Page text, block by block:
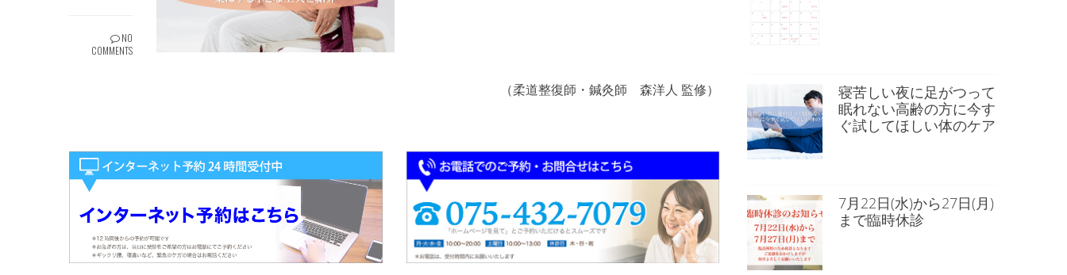
NO
COMMENTS
（柔道整復師・鍼灸師 森洋人 監修）
寝苦しい夜に足がつって
眠れない高齢の方に今す
ぐ試してほしい体のケア
7月22日(水)から27日(月)
まで臨時休診